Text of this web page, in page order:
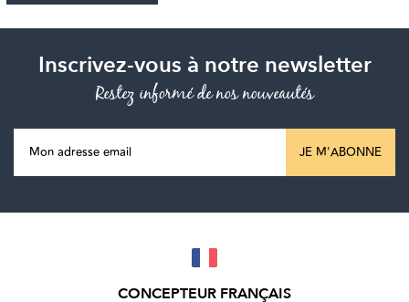
Inscrivez-vous à notre newsletter
Restez informé de nos nouveautés
JE M'ABONNE
CONCEPTEUR FRANÇAIS